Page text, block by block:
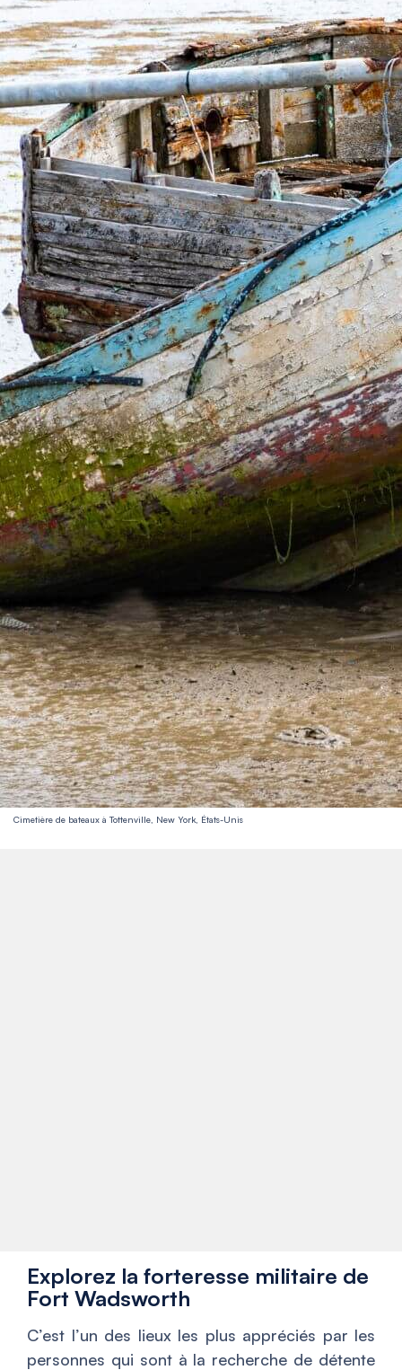
Cimetière de bateaux à Tottenville, New York, États-Unis
Explorez la forteresse militaire de
Fort Wadsworth
C’est l’un des lieux les plus appréciés par les
personnes qui sont à la recherche de détente